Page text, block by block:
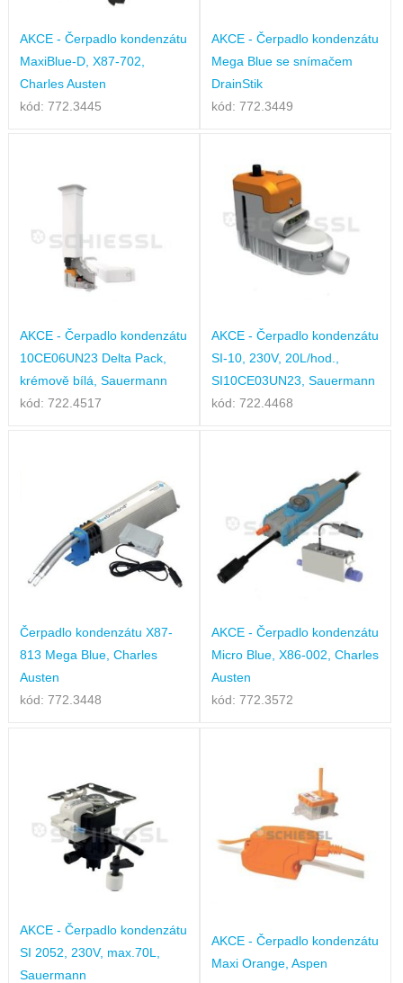
AKCE - Čerpadlo kondenzátu
MaxiBlue-D, X87-702,
Charles Austen
kód: 772.3445
AKCE - Čerpadlo kondenzátu
Mega Blue se snímačem
DrainStik
kód: 772.3449
AKCE - Čerpadlo kondenzátu
10CE06UN23 Delta Pack,
krémově bílá, Sauermann
kód: 722.4517
AKCE - Čerpadlo kondenzátu
SI-10, 230V, 20L/hod.,
SI10CE03UN23, Sauermann
kód: 722.4468
Čerpadlo kondenzátu X87-
813 Mega Blue, Charles
Austen
kód: 772.3448
AKCE - Čerpadlo kondenzátu
Micro Blue, X86-002, Charles
Austen
kód: 772.3572
AKCE - Čerpadlo kondenzátu
SI 2052, 230V, max.70L,
Sauermann
AKCE - Čerpadlo kondenzátu
Maxi Orange, Aspen